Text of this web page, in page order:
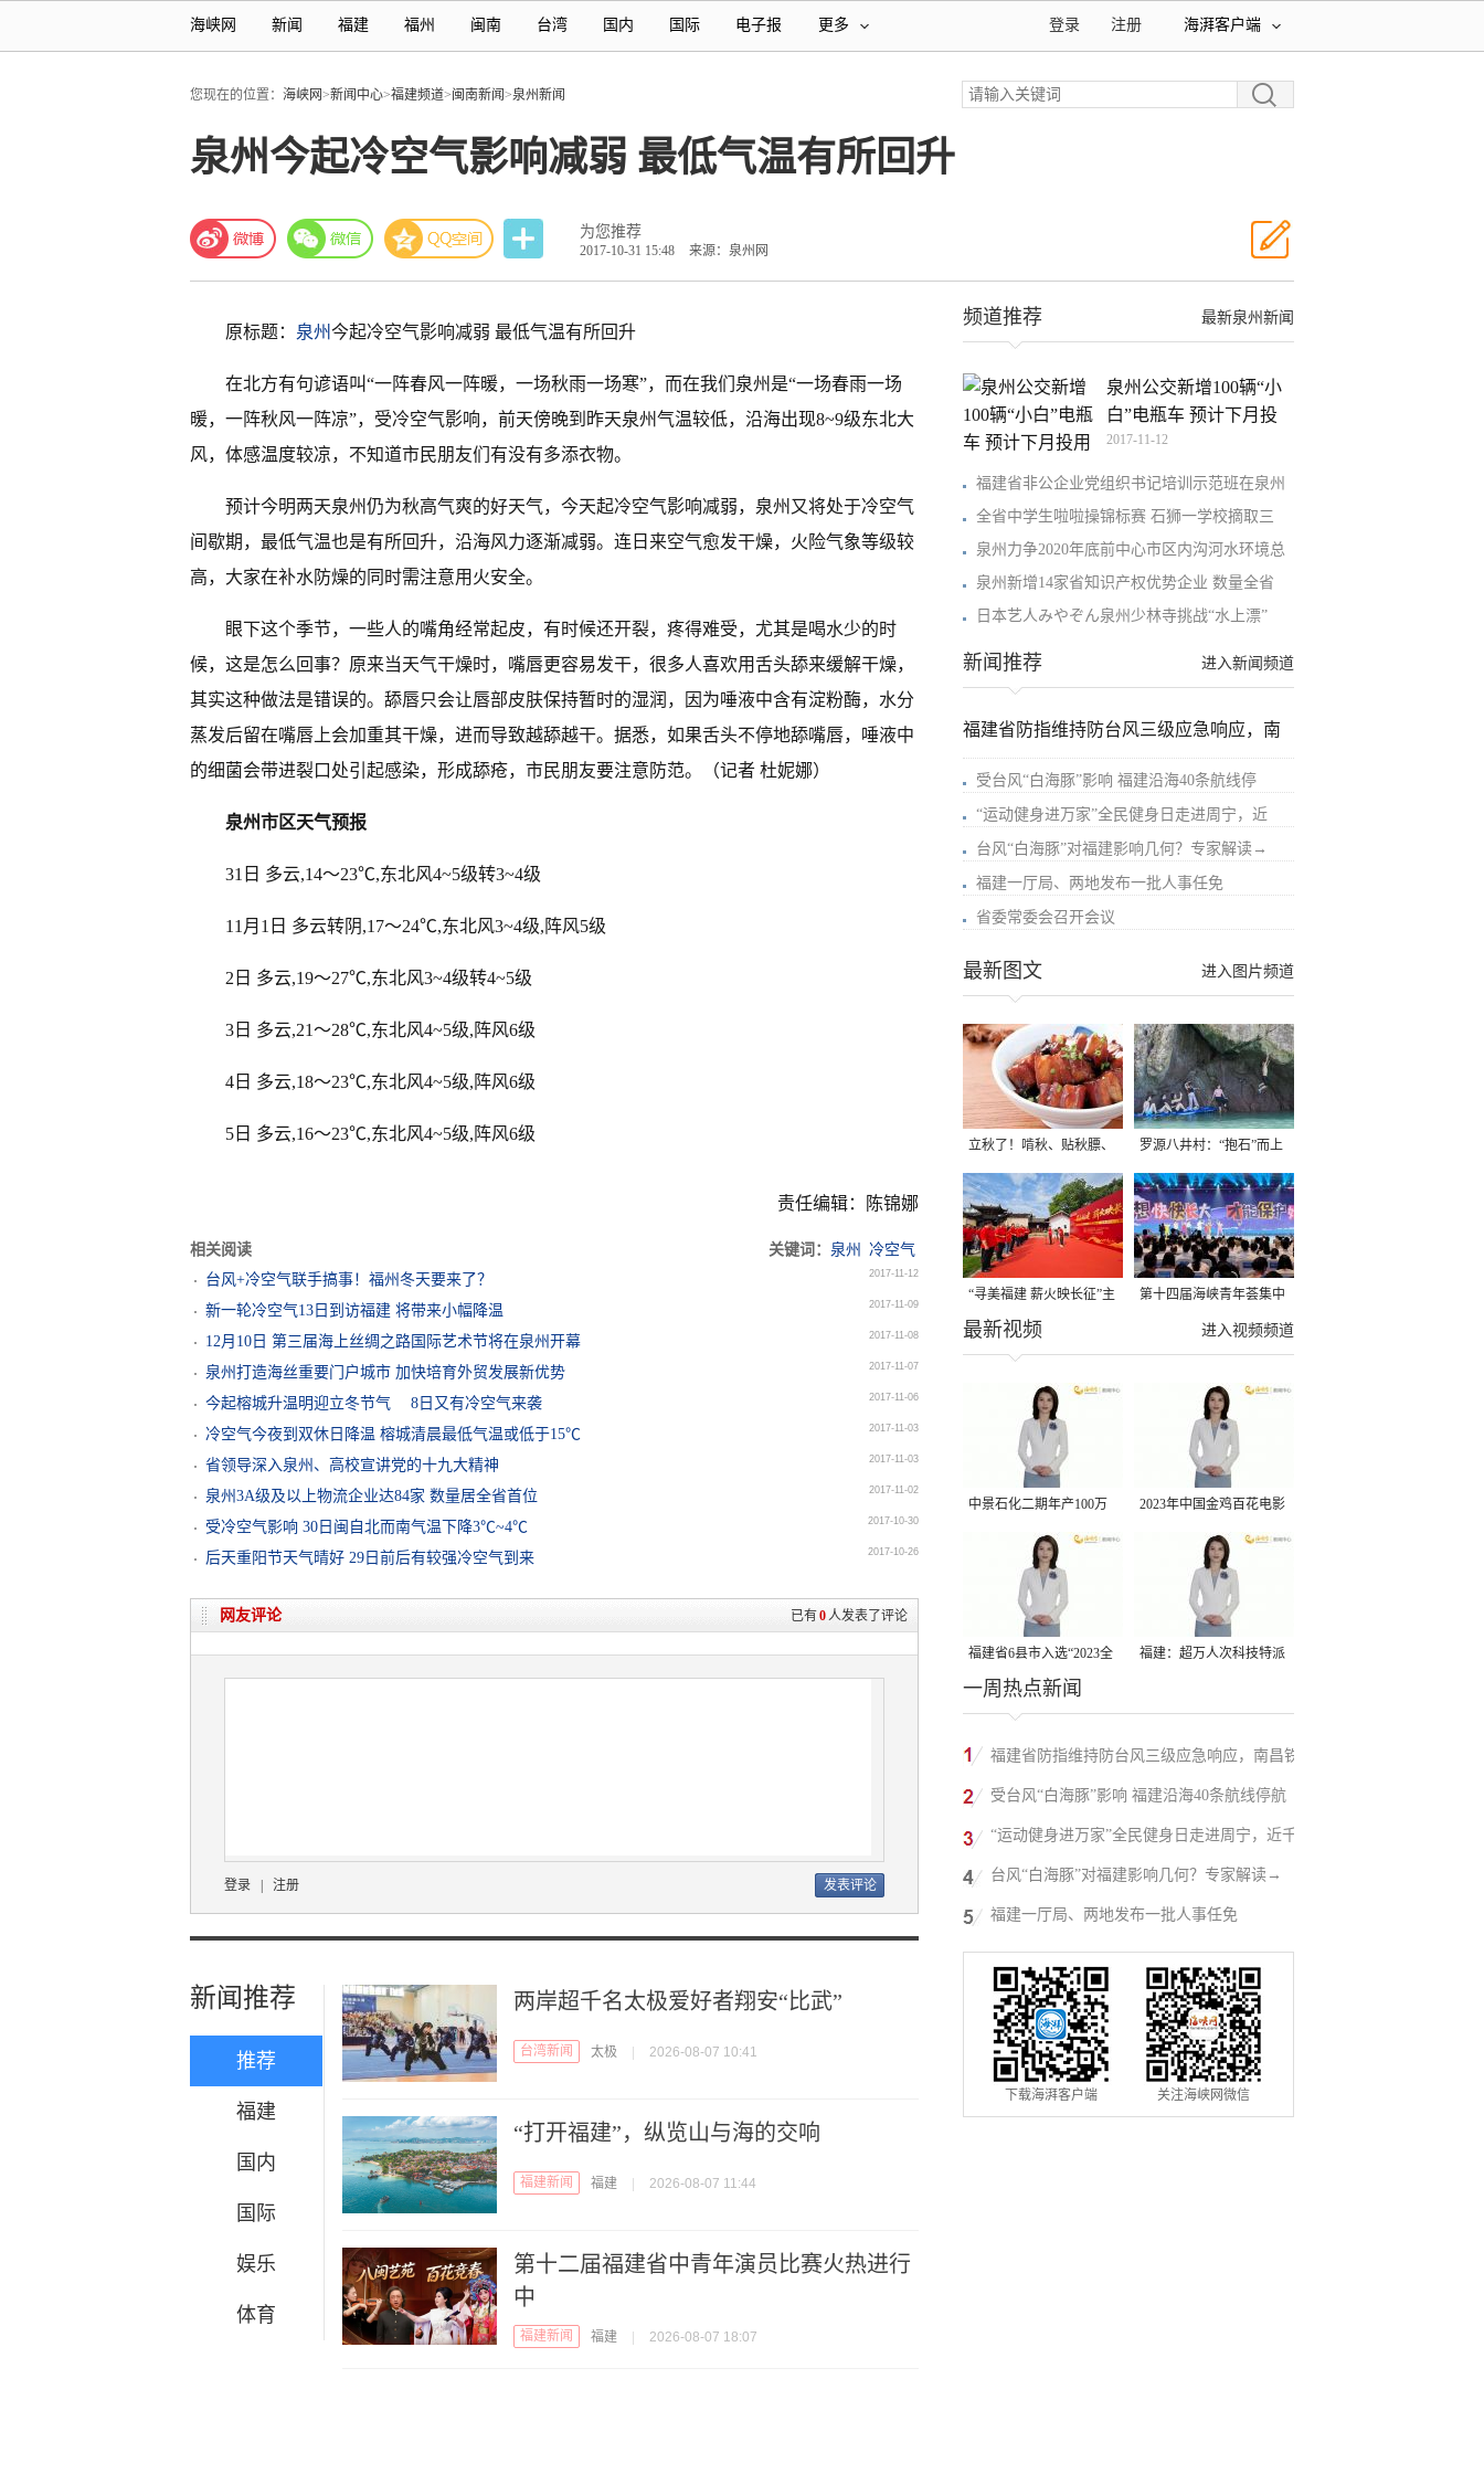
海峡网 新闻 福建 福州 闽南 台湾 国内 国际 电子报 更多 海湃客户端
注册
登录
您现在的位置： 海峡网>新闻中心>福建频道>闽南新闻>泉州新闻
泉州今起冷空气影响减弱 最低气温有所回升
为您推荐
2017-10-31 15:48 来源：泉州网
原标题： 泉州今起冷空气影响减弱 最低气温有所回升
在北方有句谚语叫“一阵春风一阵暖，一场秋雨一场寒”，而在我们泉州是“一场春雨一场
暖，一阵秋风一阵凉”，受冷空气影响，前天傍晚到昨天泉州气温较低，沿海出现8~9级东北大
风，体感温度较凉，不知道市民朋友们有没有多添衣物。
预计今明两天泉州仍为秋高气爽的好天气，今天起冷空气影响减弱，泉州又将处于冷空气
间歇期，最低气温也是有所回升，沿海风力逐渐减弱。连日来空气愈发干燥，火险气象等级较
高，大家在补水防燥的同时需注意用火安全。
眼下这个季节，一些人的嘴角经常起皮，有时候还开裂，疼得难受，尤其是喝水少的时
候，这是怎么回事？原来当天气干燥时，嘴唇更容易发干，很多人喜欢用舌头舔来缓解干燥，
其实这种做法是错误的。舔唇只会让唇部皮肤保持暂时的湿润，因为唾液中含有淀粉酶，水分
蒸发后留在嘴唇上会加重其干燥，进而导致越舔越干。据悉，如果舌头不停地舔嘴唇，唾液中
的细菌会带进裂口处引起感染，形成舔疮，市民朋友要注意防范。（记者 杜妮娜）
泉州市区天气预报
31日 多云,14～23℃,东北风4~5级转3~4级
11月1日 多云转阴,17～24℃,东北风3~4级,阵风5级
2日 多云,19～27℃,东北风3~4级转4~5级
3日 多云,21～28℃,东北风4~5级,阵风6级
4日 多云,18～23℃,东北风4~5级,阵风6级
5日 多云,16～23℃,东北风4~5级,阵风6级
责任编辑：陈锦娜
相关阅读 关键词： 泉州
冷空气
台风+冷空气联手搞事！福州冬天要来了？
2017-11-12
新一轮冷空气13日到访福建 将带来小幅降温 2017-11-09
12月10日 第三届海上丝绸之路国际艺术节将在泉州开幕 2017-11-08
泉州打造海丝重要门户城市 加快培育外贸发展新优势 2017-11-07
今起榕城升温明迎立冬节气 8日又有冷空气来袭 2017-11-06
冷空气今夜到双休日降温 榕城清晨最低气温或低于15℃ 2017-11-03
省领导深入泉州、高校宣讲党的十九大精神 2017-11-03
泉州3A级及以上物流企业达84家 数量居全省首位 2017-11-02
受冷空气影响 30日闽自北而南气温下降3℃~4℃ 2017-10-30
后天重阳节天气晴好 29日前后有较强冷空气到来 2017-10-26
已有0人发表了评论
网友评论
登录 注册
新闻推荐
推荐
福建
国内
国际
娱乐
体育
两岸超千名太极爱好者翔安“比武”
台湾新闻 太极 2026-08-07 10:41
“打开福建”，纵览山与海的交响
福建新闻 福建 2026-08-07 11:44
第十二届福建省中青年演员比赛火热进行
中
福建新闻 福建 2026-08-07 18:07
最新泉州新闻
频道推荐
泉州公交新增100辆“小
白”电瓶车 预计下月投
2017-11-12
福建省非公企业党组织书记培训示范班在泉州
全省中学生啦啦操锦标赛 石狮一学校摘取三
泉州力争2020年底前中心市区内沟河水环境总
泉州新增14家省知识产权优势企业 数量全省
日本艺人みやぞん泉州少林寺挑战“水上漂”
进入新闻频道
新闻推荐
福建省防指维持防台风三级应急响应，南
受台风“白海豚”影响 福建沿海40条航线停
“运动健身进万家”全民健身日走进周宁，近
台风“白海豚”对福建影响几何？专家解读→
福建一厅局、两地发布一批人事任免
省委常委会召开会议
进入图片频道
最新图文
立秋了！啃秋、贴秋膘、
晒秋，福建人这样过才够
味→
罗源八井村：“抱石”而上
“寻美福建 薪火映长征”主
题活动在龙岩长汀启动
第十四届海峡青年荟集中
阶段活动在福州举行
进入视频频道
最新视频
中景石化二期年产100万
吨丙烷脱氢项目建成中交
2023年中国金鸡百花电影
节有福电影巡展31日启动
福建省6县市入选“2023全
国县域发展潜力百强县”
福建：超万人次科技特派
一周热点新闻
福建省防指维持防台风三级应急响应，南昌铁
路停运部分旅客列车→
受台风“白海豚”影响 福建沿海40条航线停航
“运动健身进万家”全民健身日走进周宁，近千
人徒步云端
台风“白海豚”对福建影响几何？专家解读→
福建一厅局、两地发布一批人事任免
下载海湃客户端 关注海峡网微信